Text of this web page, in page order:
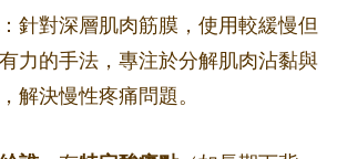
：針對深層肌肉筋膜，使用較緩慢但
力的手法，專注於分解肌肉沾黏與
解決慢性疼痛問題。